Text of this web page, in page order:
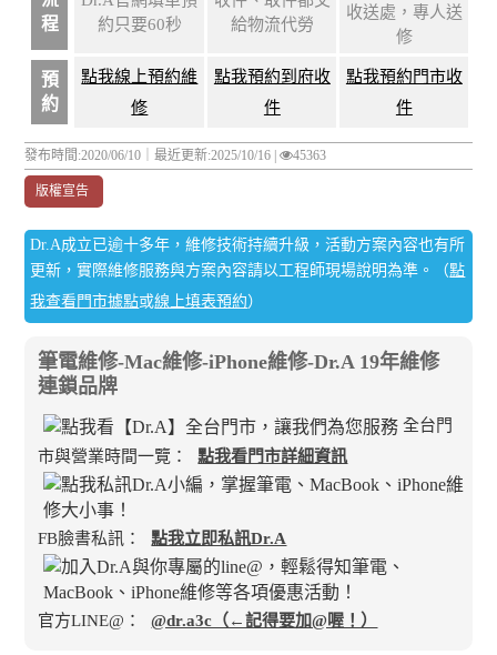
程
約只要60秒
給物流代勞
收送處，專人送
修
預
約
點我線上預約維
修
點我預約到府收
件
點我預約門市收
件
發布時間:2020/06/10｜最近更新:2025/10/16 | 45363
版權宣告
Dr.A成立已逾十多年，維修技術持續升級，活動方案內容也有所
更新，實際維修服務與方案內容請以工程師現場說明為準。（點
我查看門市據點或線上填表預約）
筆電維修-Mac維修-iPhone維修-Dr.A 19年維修
連鎖品牌
全台門
市與營業時間一覽：
點我看門市詳細資訊
FB臉書私訊： 點我立即私訊Dr.A
官方LINE@： @dr.a3c（←記得要加@喔！）